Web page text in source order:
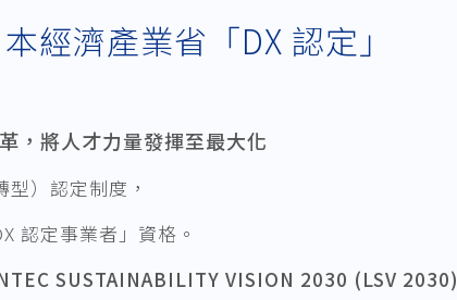
經濟產業省「DX 認定」
，將人才力量發揮至最大化
）認定制度，
認定事業者」資格。
SUSTAINABILITY VISION 2030 (LSV 2030)